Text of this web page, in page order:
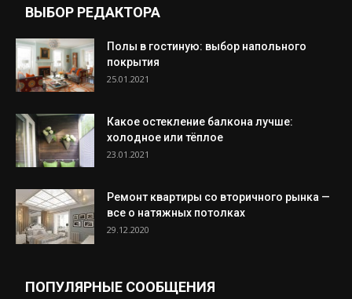
ВЫБОР РЕДАКТОРА
Полы в гостиную: выбор напольного
покрытия
25.01.2021
Какое остекление балкона лучше:
холодное или тёплое
23.01.2021
Ремонт квартиры со вторичного рынка —
все о натяжных потолках
29.12.2020
ПОПУЛЯРНЫЕ СООБЩЕНИЯ